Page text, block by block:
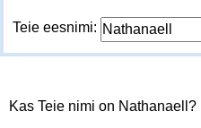
Teie eesnimi:
Kas Teie nimi on Nathanaell?